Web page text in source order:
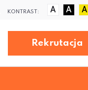
KONTRAST: A A A
Rekrutacja